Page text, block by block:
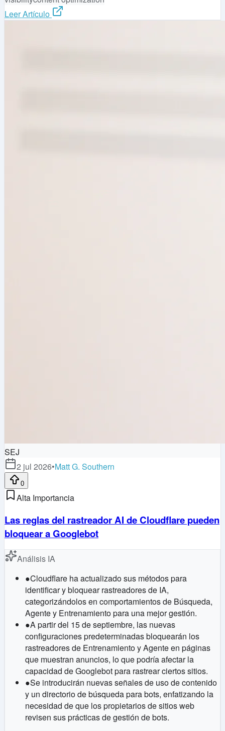
Leer Artículo
SEJ
2 jul 2026•Matt G. Southern
0
Alta Importancia
Las reglas del rastreador AI de Cloudflare pueden
bloquear a Googlebot
Análisis IA
●Cloudflare ha actualizado sus métodos para
identificar y bloquear rastreadores de IA,
categorizándolos en comportamientos de Búsqueda,
Agente y Entrenamiento para una mejor gestión.
●A partir del 15 de septiembre, las nuevas
configuraciones predeterminadas bloquearán los
rastreadores de Entrenamiento y Agente en páginas
que muestran anuncios, lo que podría afectar la
capacidad de Googlebot para rastrear ciertos sitios.
●Se introducirán nuevas señales de uso de contenido
y un directorio de búsqueda para bots, enfatizando la
necesidad de que los propietarios de sitios web
revisen sus prácticas de gestión de bots.